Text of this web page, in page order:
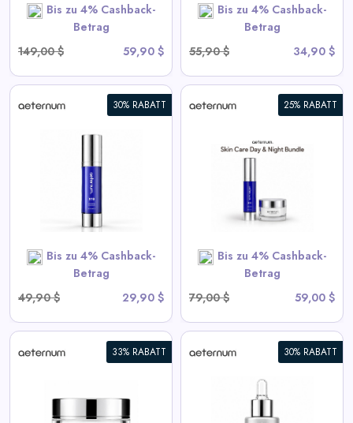
Bis zu 4% Cashback-
Betrag
149,00 $
59,90 $
Bis zu 4% Cashback-
Betrag
55,90 $
34,90 $
30% RABATT
Bis zu 4% Cashback-
Betrag
49,90 $
29,90 $
25% RABATT
Bis zu 4% Cashback-
Betrag
79,00 $
59,00 $
View All Aeternum Deals
SHOP NOW
33% RABATT 30% RABATT